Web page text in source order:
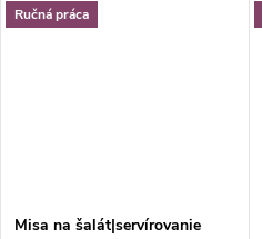
shope.
Ručná práca
Misa na šalát|servírovanie